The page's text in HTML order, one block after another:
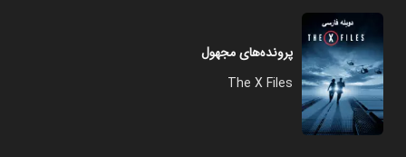
پرونده‌های مجهول
The X Files